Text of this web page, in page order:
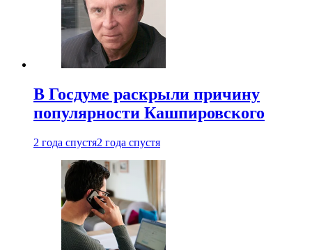
В Госдуме раскрыли причину
популярности Кашпировского
2 года спустя2 года спустя